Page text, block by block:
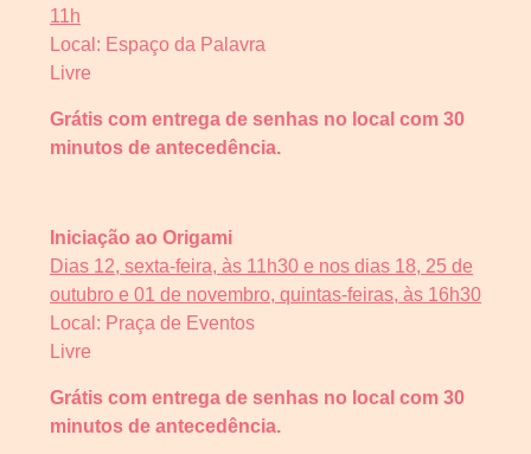
11h
Local: Espaço da Palavra
Livre
Grátis com entrega de senhas no local com 30
minutos de antecedência.
Iniciação ao Origami
Dias 12, sexta-feira, às 11h30 e nos dias 18, 25 de
outubro e 01 de novembro, quintas-feiras, às 16h30
Local: Praça de Eventos
Livre
Grátis com entrega de senhas no local com 30
minutos de antecedência.